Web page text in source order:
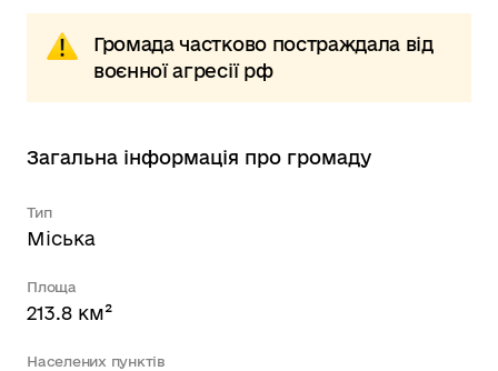
Громада частково постраждала від
воєнної агресії рф
Загальна інформація про громаду
Тип
Міська
Площа
213.8 км²
Населених пунктів